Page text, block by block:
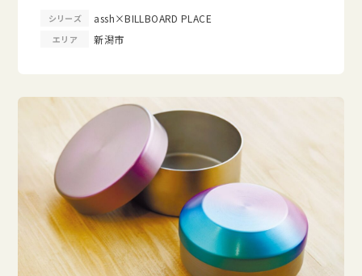
シリーズ assh×BILLBOARD PLACE
エリア 新潟市